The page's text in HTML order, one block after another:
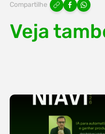
Compartilhe
Veja